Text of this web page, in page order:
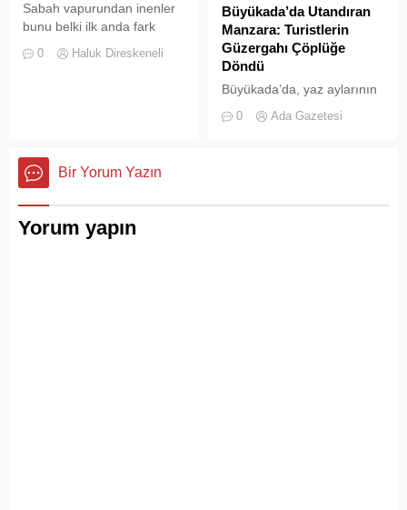
Sabah vapurundan inenler
bunu belki ilk anda fark
Büyükada’yı elli, altmış yıldır
0 Haluk Direskeneli
Büyükada’da Utandıran
Manzara: Turistlerin
Güzergahı Çöplüğe
Döndü
Büyükada’da, yaz aylarının
ziyaretçi yoğunluğu, temizlik
0 Ada Gazetesi
Bir Yorum Yazın
Yorum yapın